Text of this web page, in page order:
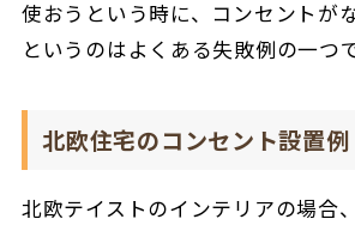
使おうという時に、コンセントが
というのはよくある失敗例の一つで
北欧住宅のコンセント設置例
北欧テイストのインテリアの場合